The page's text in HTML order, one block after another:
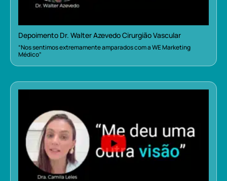
Depoimento Dr. Walter Azevedo Cirurgião Vascular
“Nos sentimos extremamente amparados com a WE Marketing
Médico”